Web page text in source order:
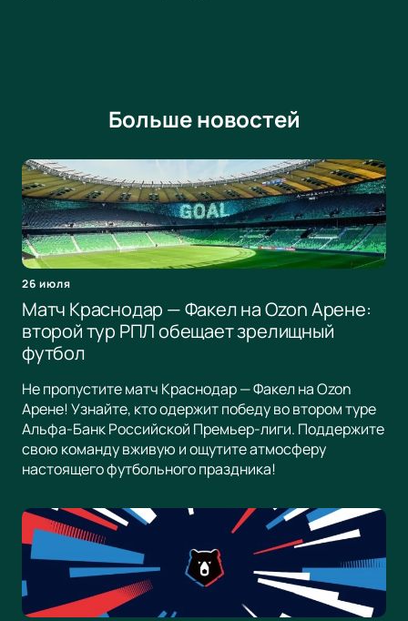
Больше новостей
26 июля
Матч Краснодар — Факел на Ozon Арене:
второй тур РПЛ обещает зрелищный
футбол
Не пропустите матч Краснодар — Факел на Ozon
Арене! Узнайте, кто одержит победу во втором туре
Альфа-Банк Российской Премьер-лиги. Поддержите
свою команду вживую и ощутите атмосферу
настоящего футбольного праздника!